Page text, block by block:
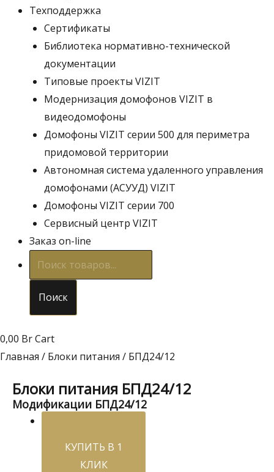
Техподдержка
Сертификаты
Библиотека нормативно-технической
документации
Типовые проекты VIZIT
Модернизация домофонов VIZIT в
видеодомофоны
Домофоны VIZIT серии 500 для периметра
придомовой территории
Автономная система удаленного управления
домофонами (АСУУД) VIZIT
Домофоны VIZIT серии 700
Сервисный центр VIZIT
Заказ on-line
Поиск
товаров
Поиск
0,00 BrCart
Главная / Блоки питания / БПД24/12
Блоки питания БПД24/12
Модификации БПД24/12
КУПИТЬ В 1
КЛИК